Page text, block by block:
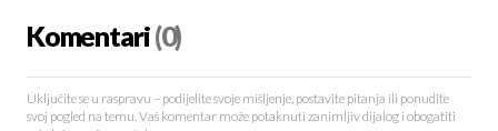
Komentari(0)
Uključite se u raspravu – podijelite svoje mišljenje, postavite pitanja ili ponudite
svoj pogled na temu. Vaš komentar može potaknuti zanimljiv dijalog i obogatiti